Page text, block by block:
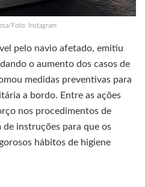
Foto: Instagram
pelo navio afetado, emitiu
o aumento dos casos de
medidas preventivas para
a bordo. Entre as ações
nos procedimentos de
de instruções para que os
hábitos de higiene